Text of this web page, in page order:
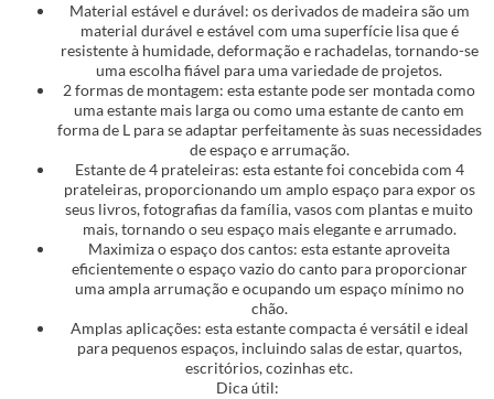
Material estável e durável: os derivados de madeira são um
material durável e estável com uma superfície lisa que é
resistente à humidade, deformação e rachadelas, tornando-se
uma escolha fiável para uma variedade de projetos.
2 formas de montagem: esta estante pode ser montada como
uma estante mais larga ou como uma estante de canto em
forma de L para se adaptar perfeitamente às suas necessidades
de espaço e arrumação.
Estante de 4 prateleiras: esta estante foi concebida com 4
prateleiras, proporcionando um amplo espaço para expor os
seus livros, fotografias da família, vasos com plantas e muito
mais, tornando o seu espaço mais elegante e arrumado.
Maximiza o espaço dos cantos: esta estante aproveita
eficientemente o espaço vazio do canto para proporcionar
uma ampla arrumação e ocupando um espaço mínimo no
chão.
Amplas aplicações: esta estante compacta é versátil e ideal
para pequenos espaços, incluindo salas de estar, quartos,
escritórios, cozinhas etc.
Dica útil: